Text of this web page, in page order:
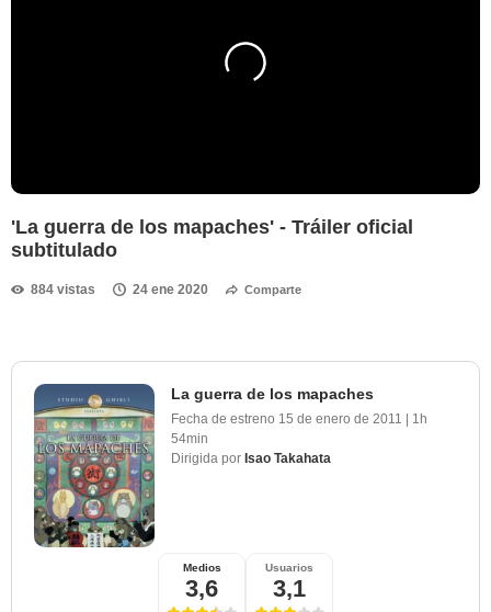
'La guerra de los mapaches' - Tráiler oficial
subtitulado
884 vistas 24 ene 2020 Comparte
La guerra de los mapaches
Fecha de estreno 15 de enero de 2011 | 1h
54min
Dirigida por Isao Takahata
Medios
3,6
Usuarios
3,1